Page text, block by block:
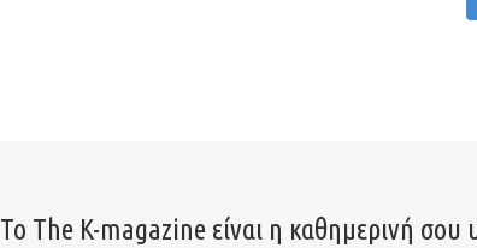
Το The K-magazine είναι η καθημερινή σου